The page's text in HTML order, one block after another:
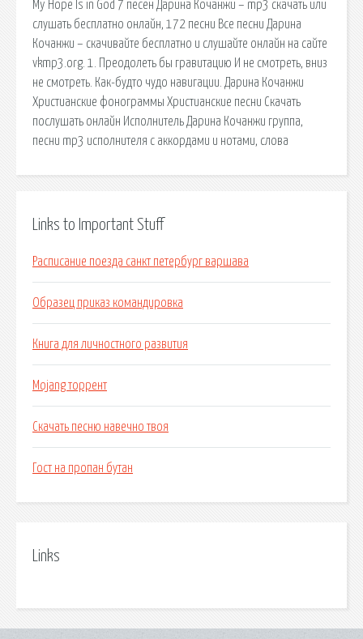
My Hope Is in God 7 песен Дарина Кочанжи – mp3 скачать или
слушать бесплатно онлайн, 172 песни Все песни Дарина
Кочанжи – скачивайте бесплатно и слушайте онлайн на сайте
vkmp3.org. 1. Преодолеть бы гравитацию И не смотреть, вниз
не смотреть. Как-будто чудо навигации. Дарина Кочанжи
Христианские фонограммы Христианские песни Скачать
послушать онлайн Исполнитель Дарина Кочанжи группа,
песни mp3 исполнителя с аккордами и нотами, слова
Links to Important Stuff
Расписание поезда санкт петербург варшава
Образец приказ командировка
Книга для личностного развития
Mojang торрент
Скачать песню навечно твоя
Гост на пропан бутан
Links